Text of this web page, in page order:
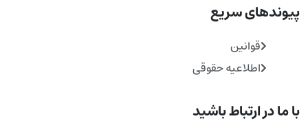
پیوندهای سریع
قوانین
اطلاعیه حقوقی
با ما در ارتباط باشید